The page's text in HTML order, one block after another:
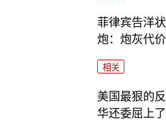
菲律宾告洋
炮：炮灰代
相关
美国最狠的
华还委屈上了